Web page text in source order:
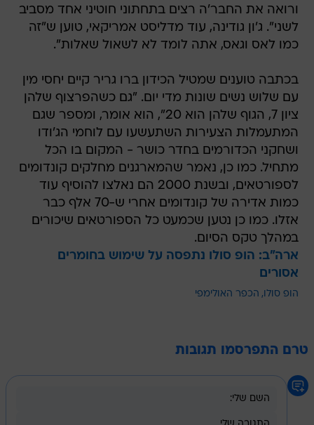
ורואה את החבר'ה רצים בתחתוני חוטיני אחד מסביב
לשני". ג'ון גודינה, עוד מדליסט אמריקאי, טוען ש"זה
כמו לאס וגאס, אתה לומד לא לשאול שאלות".
בכתבה טוענים שמטיל הכידון ברו גריר קיים יחסי מין
עם שלוש נשים שונות מדי יום. "גם כשהפרצוף שלהן
ציון 7, הגוף שלהן הוא 20", הוא אומר, ומספר שגם
המתעמלות הצעירות השתעשעו עם לוחמי הג'ודו
ושחקני הכדורמים בחדר כושר - המקום בו הכל
מתחיל. כמו כן, נאמר שהמארגנים מחלקים קונדומים
לספורטאים, ובשנת 2000 הם נאלצו להוסיף עוד
כמות אדירה של קונדומים אחרי ש-70 אלף כבר
אזלו. כמו כן נטען שכמעט כל הספורטאים שיכורים
במהלך טקס הסיום.
ארה"ב: הופ סולו נתפסה על שימוש בחומרים
אסורים
הופ סולו הכפר האולימפי
טרם התפרסמו תגובות